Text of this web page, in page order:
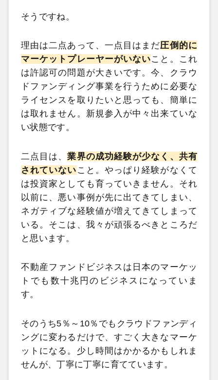
そうですね。
理由は二点あって、一点目はまだ圧倒的に
マーケットプレーヤーがいないこと。これ
は許認可の問題が大きいです。今、クラウ
ドファンディング事業を行うために必要な
ライセンスを取りたいと思っても、簡単に
は取れません。新規参入が中々出来ていな
い状態です。
二点目は、業界の成功経験が少なく、共有
されていない こと。やっぱり経験がなくて
は投資家としても育っていきません。それ
以前に、悪い事例が先に出てきてしまい、
ネガティブな経験値が増えてきてしまって
いる。そこは、我々が頑張るべきところだ
と思います。
不動産ファンドビジネスは日本のマーケッ
トでも数十兆円のビジネスになっていま
す。
そのうち5％～10％でもクラウドファンディ
ングに変わるだけで、すごく大きなマーケ
ットになる。少し時間はかかるかもしれま
せんが、丁寧に丁寧に育てています。